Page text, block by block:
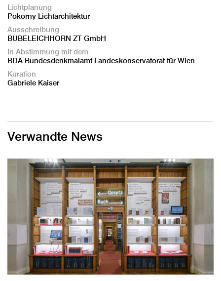
Lichtplanung
Pokorny Lichtarchitektur
Ausschreibung
BUBELEICHHORN ZT GmbH
In Abstimmung mit dem
BDA Bundesdenkmalamt Landeskonservatorat für Wien
Kuration
Gabriele Kaiser
Verwandte News